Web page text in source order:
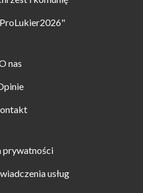
nas
prywatności
usług